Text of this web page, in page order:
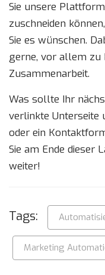
Sie unsere
zuschneiden
Sie es wünschen.
gerne, vor allem zu
Zusammenarbeit.
Was sollte Ihr
verlinkte Unterseite
oder ein
Sie am Ende dieser
weiter!
Tags:
Marketing